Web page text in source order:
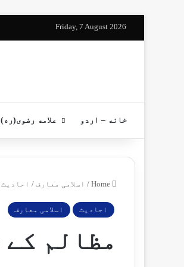
Friday, 7 August 2026
خانه – اردو علامه رضوی(ره)
Home
/ اسلامی معارف / احادیث
احادیث اسلامی معارف
مظالم کے